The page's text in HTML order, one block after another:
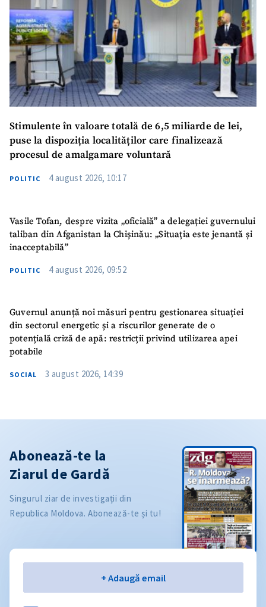
Stimulente în valoare totală de 6,5 miliarde de lei,
puse la dispoziția localităților care finalizează
procesul de amalgamare voluntară
POLITIC 4 august 2026, 10:17
Vasile Tofan, despre vizita „oficială” a delegației guvernului
taliban din Afganistan la Chișinău: „Situația este jenantă și
inacceptabilă”
POLITIC 4 august 2026, 09:52
Guvernul anunță noi măsuri pentru gestionarea situației
din sectorul energetic și a riscurilor generate de o
potențială criză de apă: restricții privind utilizarea apei
potabile
SOCIAL 3 august 2026, 14:39
Abonează-te la
Ziarul de Gardă
Singurul ziar de investigații din
Republica Moldova. Abonează-te și tu!
+ Adaugă email